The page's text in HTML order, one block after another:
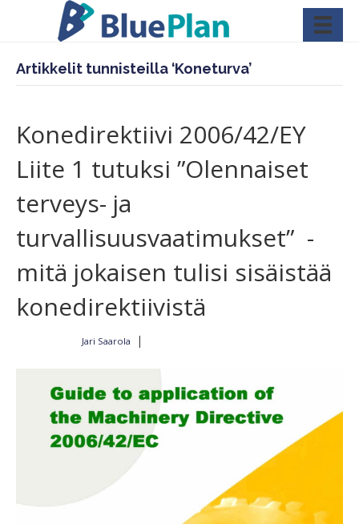
Artikkelit tunnisteilla ‘Koneturva’
Konedirektiivi 2006/42/EY
Liite 1 tutuksi ”Olennaiset
terveys- ja
turvallisuusvaatimukset” -
mitä jokaisen tulisi sisäistää
konedirektiivistä
Jari Saarola |